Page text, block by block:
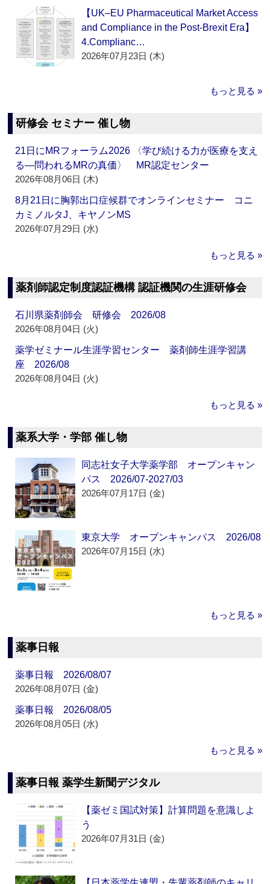
【UK–EU Pharmaceutical Market Access
and Compliance in the Post-Brexit Era】
4.Complianc…
2026年07月23日 (木)
もっと見る »
研修会 セミナー 催し物
21日にMRフォーラム2026 〈学び続ける力が医療を支え
る―問われるMRの真価〉 MR認定センター
2026年08月06日 (木)
8月21日に胸郭出口症候群でオンラインセミナー コニ
カミノルタJ、キヤノンMS
2026年07月29日 (水)
もっと見る »
薬剤師認定制度認証機構 認証機関の生涯研修会
石川県薬剤師会 研修会 2026/08
2026年08月04日 (火)
薬学ゼミナール生涯学習センター 薬剤師生涯学習講
座 2026/08
2026年08月04日 (火)
もっと見る »
薬系大学・学部 催し物
同志社女子大学薬学部 オープンキャン
パス 2026/07-2027/03
2026年07月17日 (金)
東京大学 オープンキャンパス 2026/08
2026年07月15日 (水)
もっと見る »
薬事日報
薬事日報 2026/08/07
2026年08月07日 (金)
薬事日報 2026/08/05
2026年08月05日 (水)
もっと見る »
薬事日報 薬学生新聞デジタル
【薬ゼミ国試対策】計算問題を意識しよ
う
2026年07月31日 (金)